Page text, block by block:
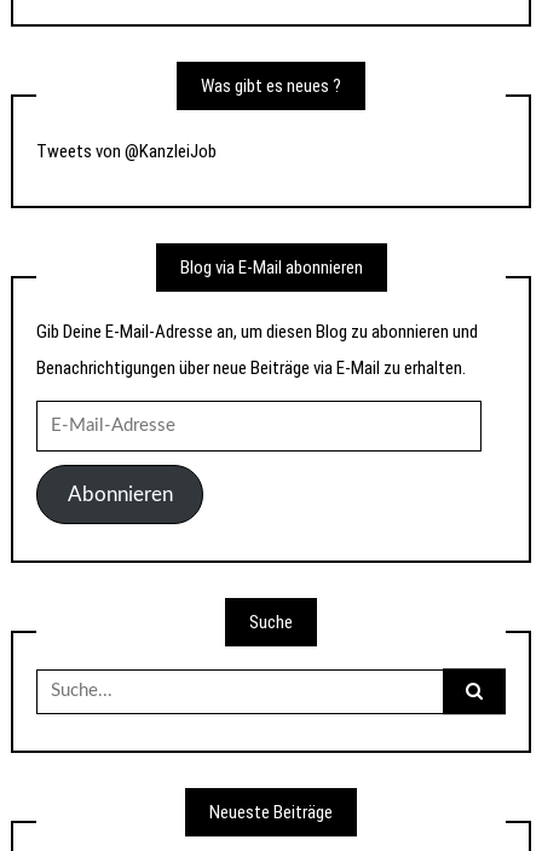
Was gibt es neues ?
Tweets von @KanzleiJob
Blog via E-Mail abonnieren
Gib Deine E-Mail-Adresse an, um diesen Blog zu abonnieren und
Benachrichtigungen über neue Beiträge via E-Mail zu erhalten.
Mail-
AdresseAbonnieren
Suche
Suche
nach:
Neueste Beiträge